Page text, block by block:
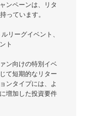
ンペーンは、リタ
っています。
ルリーグイベント、
ト
ン向けの特別イベ
て短期的なリター
ンタイプには、よ
増加した投資要件